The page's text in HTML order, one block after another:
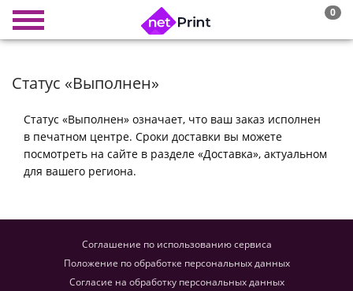
0
Статус «Выполнен»
Статус «Выполнен» означает, что ваш заказ исполнен
в печатном центре. Сроки доставки вы можете
посмотреть на сайте в разделе «Доставка», актуальном
для вашего региона.
Соглашение по использованию сервиса
Положение по обработке персональных данных
Согласие на обработку персональных данных